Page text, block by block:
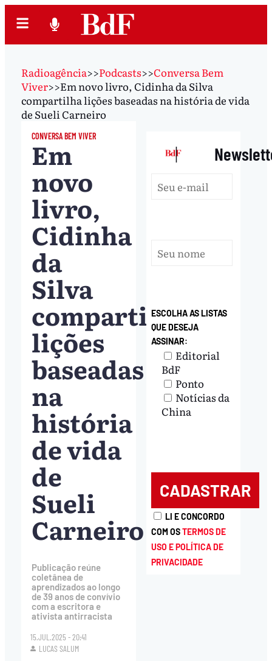
Radioagência>>Podcasts>>Conversa Bem
Viver>>Em novo livro, Cidinha da Silva
compartilha lições baseadas na história de vida
de Sueli Carneiro
CONVERSA BEM VIVER
Em
novo
livro,
Cidinha
da
Silva
compartilha
lições
baseadas
na
história
de vida
de
Sueli
Carneiro
Publicação reúne
coletânea de
aprendizados ao longo
de 39 anos de convívio
com a escritora e
ativista antirracista
15.JUL.2025 - 20:41
LUCAS SALUM
|
ESCOLHA AS LISTAS
QUE DESEJA
ASSINAR:
Editorial
BdF
Ponto
Notícias da
China
LI E CONCORDO
COM OSTERMOS DE
USO E POLÍTICA DE
PRIVACIDADE